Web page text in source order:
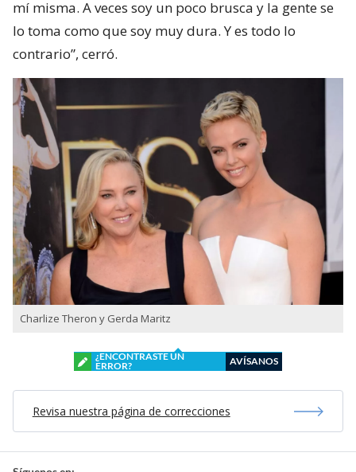
mí misma. A veces soy un poco brusca y la gente se
lo toma como que soy muy dura. Y es todo lo
contrario”, cerró.
Charlize Theron y Gerda Maritz
¿ENCONTRASTE UN
ERROR?
AVÍSANOS
Revisa nuestra página de correcciones